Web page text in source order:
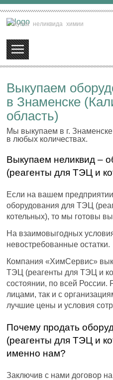
Покупка неликвида химии
Выкупаем
в Знаменске
область)
Мы выкупаем в г.
в любых количествах.
Выкупаем неликвид –
(реагенты для ТЭЦ и
Если на вашем предприятии
оборудования для ТЭЦ
котельных), то мы готовы
На взаимовыгодных
невостребованные остатки.
Компания «ХимСервис»
ТЭЦ (реагенты для ТЭЦ и
состоянии, по всей России.
лицами, так и с
лучшие цены и условия
Почему продать
(реагенты для ТЭЦ и
именно нам?
Заключив с нами договор